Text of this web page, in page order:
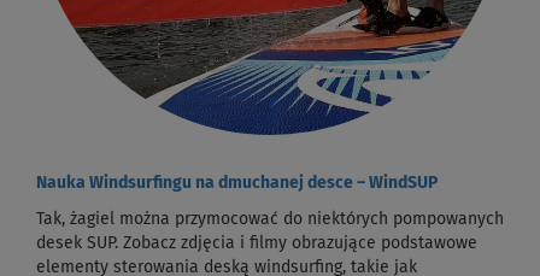
Nauka Windsurfingu na dmuchanej desce – WindSUP
Tak, żagiel można przymocować do niektórych pompowanych
desek SUP. Zobacz zdjęcia i filmy obrazujące podstawowe
elementy sterowania deską windsurfing, takie jak